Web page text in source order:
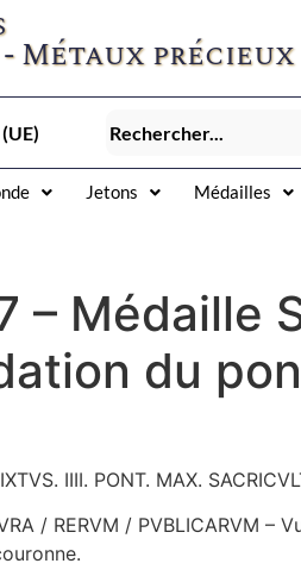
Métaux précieux
Jetons Médailles
– Médaille
du
IIII. PONT. MAX.
/ RERVM / PVBLICARVM –